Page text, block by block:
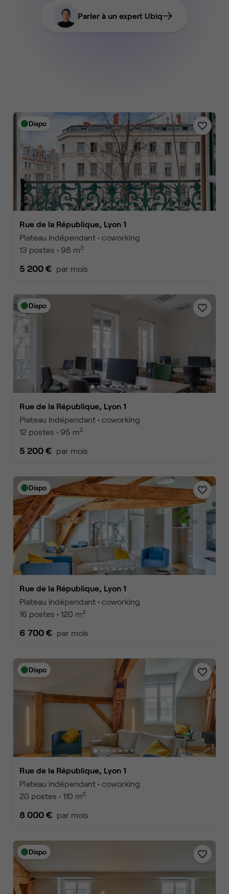
Parler à un expert Ubiq
Dispo
Rue de la République, Lyon 1
Plateau indépendant • coworking
13 postes • 98 m2
5 200 € par mois
Dispo
Rue de la République, Lyon 1
Plateau indépendant • coworking
12 postes • 95 m2
5 200 € par mois
Dispo
Rue de la République, Lyon 1
Plateau indépendant • coworking
16 postes • 120 m2
6 700 € par mois
Dispo
Rue de la République, Lyon 1
Plateau indépendant • coworking
20 postes • 110 m2
8 000 € par mois
Dispo